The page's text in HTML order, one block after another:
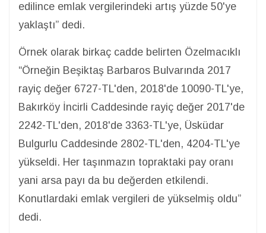
edilince emlak vergilerindeki artış yüzde 50'ye
yaklaştı” dedi.
Örnek olarak birkaç cadde belirten Özelmacıklı
“Örneğin Beşiktaş Barbaros Bulvarında 2017
rayiç değer 6727-TL'den, 2018'de 10090-TL'ye,
Bakırköy İncirli Caddesinde rayiç değer 2017'de
2242-TL'den, 2018'de 3363-TL'ye, Üsküdar
Bulgurlu Caddesinde 2802-TL'den, 4204-TL'ye
yükseldi. Her taşınmazın topraktaki pay oranı
yani arsa payı da bu değerden etkilendi.
Konutlardaki emlak vergileri de yükselmiş oldu”
dedi.